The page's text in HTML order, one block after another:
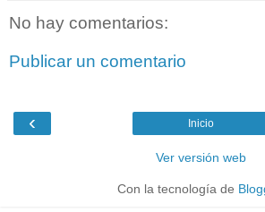
No hay comentarios:
Publicar un comentario
‹ Inicio
Ver versión web
Con la tecnología de